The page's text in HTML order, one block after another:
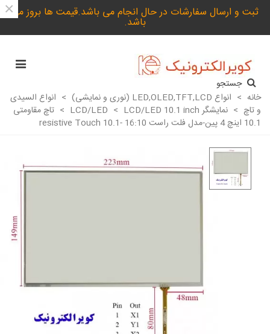
ثبت و ارسال سفارشات در حال انجام می باشد.قیمت ها بروز می
باشد.
×
جستجو
خانه > انواع LED,OLED,TFT,LCD (نوری و نمایشی) > انواع السیدی
و تاچ > نمایشگر LCD/LED > LCD/LED 10.1 inch
> تاچ مقاومتی
10.1 اینچ 4 پین-مدل فلت راست 16:10 -resistive Touch 10.1